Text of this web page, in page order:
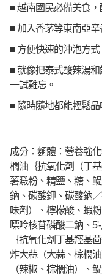
■ 越南國民必備美食
■ 加入香茅等東南亞
■ 方便快速的沖泡方
■ 就像把泰式酸辣湯
一試難忘。
■ 隨時隨地都能輕鬆
成分：麵體：營養強
櫚油｛抗氧化劑（丁
薯澱粉、精鹽、糖、
鈉、碳酸鉀、碳酸鈉
味劑）、檸檬酸、蝦
嘌呤核苷磷酸二鈉、
｛抗氧化劑丁基羥基
炸大蒜（大蒜、棕櫚
（辣椒、棕櫚油）、​